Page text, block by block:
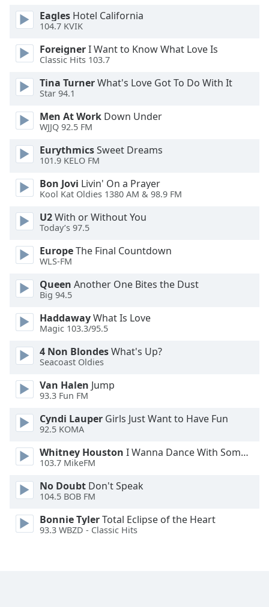
and
close
window.
Text
Color
Opacity
Text
Background
Color
Opacity
Caption
Background
Color
Opacity
Size
Text
Edge
Font
Family
Reset
Eagles Hotel California
104.7 KVIK
ForeignerI Want to Know What Love Is
Classic Hits 103.7
Tina TurnerWhat's Love Got To Do With It
Star 94.1
Men At Work Down Under
WJJQ 92.5 FM
EurythmicsSweet Dreams
101.9 KELO FM
Bon Jovi Livin' On a Prayer
Kool Kat Oldies 1380 AM & 98.9 FM
U2With or Without You
Today’s 97.5
EuropeThe Final Countdown
WLS-FM
Queen Another One Bites the Dust
Big 94.5
HaddawayWhat Is Love
Magic 103.3/95.5
4 Non BlondesWhat's Up?
Seacoast Oldies
Van Halen Jump
93.3 Fun FM
Cyndi Lauper Girls Just Want to Have Fun
92.5 KOMA
Whitney Houston I Wanna Dance With Somebody
103.7 MikeFM
No Doubt Don't Speak
104.5 BOB FM
Bonnie TylerTotal Eclipse of the Heart
93.3 WBZD - Classic Hits